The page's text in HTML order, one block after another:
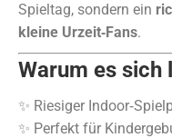
Spieltag, sondern ein
kleine Urzeit‑Fans.
Warum es sich
✨ Riesiger
✨ Perfekt für